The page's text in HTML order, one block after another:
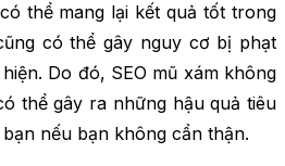
thể mang lại kết quả tốt trong
có thể gây nguy cơ bị phạt
Do đó, SEO mũ xám không
thể gây ra những hậu quả tiêu
nếu bạn không cẩn thận.